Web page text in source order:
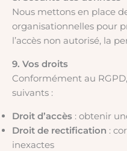
Nous mettons en place
organisationnelles pour
l’accès non autorisé, la
9. Vos droits
Conformément au
suivants :
Droit d’accès : obtenir
Droit de rectification :
inexactes